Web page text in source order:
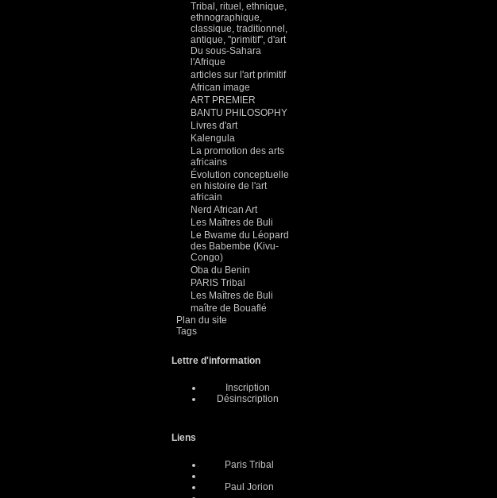
Tribal, rituel, ethnique,
ethnographique,
classique, traditionnel,
antique, "primitif", d'art
Du sous-Sahara
l'Afrique
articles sur l'art primitif
African image
ART PREMIER
BANTU PHILOSOPHY
Livres d'art
Kalengula
La promotion des arts
africains
Évolution conceptuelle
en histoire de l'art
africain
Nerd African Art
Les Maîtres de Buli
Le Bwame du Léopard
des Babembe (Kivu-
Congo)
Oba du Benin
PARIS Tribal
Les Maîtres de Buli
maître de Bouaflé
Plan du site
Tags
Lettre d'information
Inscription
Désinscription
Liens
Paris Tribal
Paul Jorion